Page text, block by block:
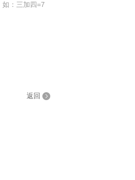
：三加四=7
返回